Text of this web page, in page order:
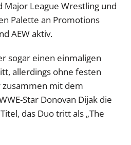
Major League Wrestling und
Palette an Promotions
AEW aktiv.
sogar einen einmaligen
allerdings ohne festen
mit dem
Star Donovan Dijak die
das Duo tritt als „The